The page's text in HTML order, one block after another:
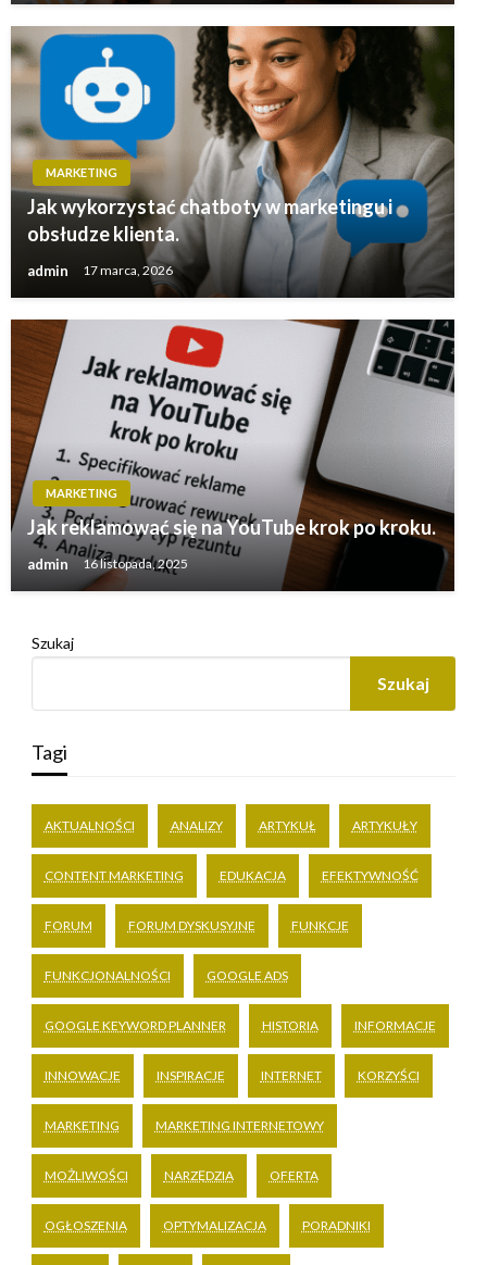
MARKETING
Jak wykorzystać chatboty w marketingu i
obsłudze klienta.
admin 17 marca, 2026
MARKETING
Jak reklamować się na YouTube krok po kroku.
admin 16 listopada, 2025
Szukaj
Szukaj
Tagi
AKTUALNOŚCI ANALIZY ARTYKUŁ ARTYKUŁY
CONTENT MARKETING EDUKACJA EFEKTYWNOŚĆ
FORUM FORUM DYSKUSYJNE FUNKCJE
FUNKCJONALNOŚCI GOOGLE ADS
GOOGLE KEYWORD PLANNER HISTORIA INFORMACJE
INNOWACJE INSPIRACJE INTERNET KORZYŚCI
MARKETING MARKETING INTERNETOWY
MOŻLIWOŚCI NARZĘDZIA OFERTA
OGŁOSZENIA OPTYMALIZACJA PORADNIKI